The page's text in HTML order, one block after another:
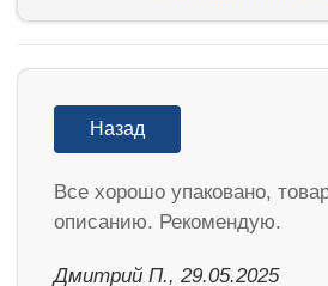
Назад
Все хорошо упаковано,
описанию. Рекомендую.
Дмитрий П., 29.05.2025